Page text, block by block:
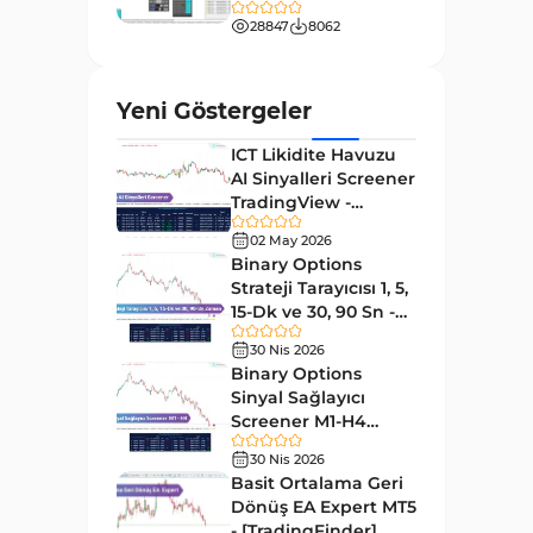
Momentum MT4 Göstergeleri
Göstergeleri
Forward Piyasası MT4
Göstergeleri
Döngüler MT4 Göstergeleri
Arz ve Talep MT4 Göstergeleri
Kırılma MT4 Göstergeleri 95
Likidite MT4 Göstergeleri
Day Trading MT4 Göstergeleri
Eğitimsel MT4 Göstergeleri
Volatilite MT4 Göstergeleri 83
Tersine MT4 Göstergeleri 498
[TradingFinder]
28847 8062
Yeni Göstergeler
ICT Likidite Havuzu
AI Sinyalleri Screener
TradingView -
[TradingFinder]
Ücretsiz
02 May 2026
Binary Options
Strateji Tarayıcısı 1, 5,
15-Dk ve 30, 90 Sn -
[TradingFinder]
30 Nis 2026
Binary Options
Sinyal Sağlayıcı
Screener M1-H4
TradingView -
[TradingFinder]
30 Nis 2026
Basit Ortalama Geri
Dönüş EA Expert MT5